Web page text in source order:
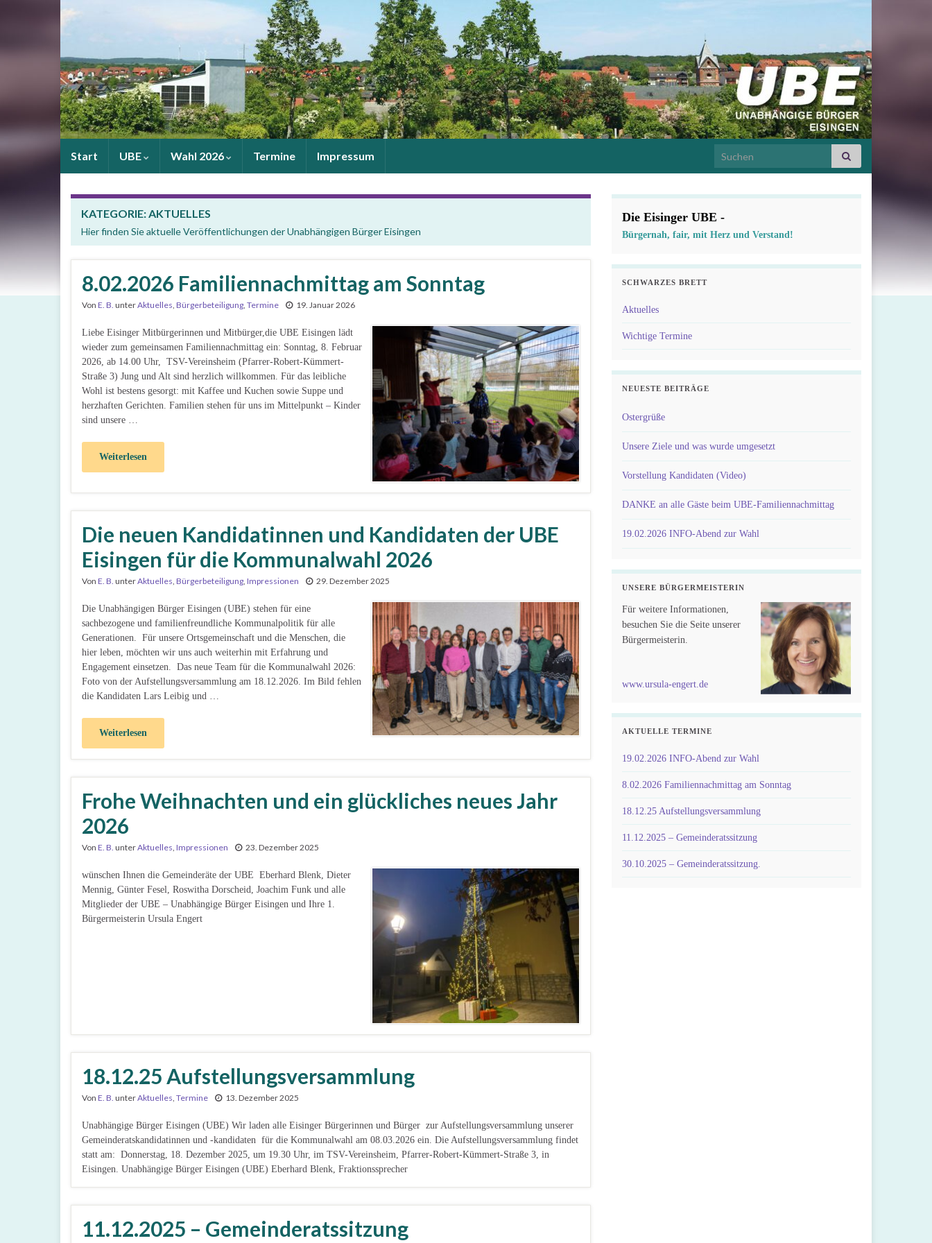
Start UBE Wahl 2026 Termine Impressum Search for:
KATEGORIE:AKTUELLES
Hier finden Sie aktuelle Veröffentlichungen der Unabhängigen Bürger Eisingen
8.02.2026 Familiennachmittag am Sonntag
Von E. B. unterAktuelles, Bürgerbeteiligung, Termine 19. Januar 2026
Liebe Eisinger Mitbürgerinnen und Mitbürger,die UBE Eisingen lädt
wieder zum gemeinsamen Familiennachmittag ein: Sonntag, 8. Februar
2026, ab 14.00 Uhr, TSV-Vereinsheim (Pfarrer-Robert-Kümmert-
Straße 3) Jung und Alt sind herzlich willkommen. Für das leibliche
Wohl ist bestens gesorgt: mit Kaffee und Kuchen sowie Suppe und
herzhaften Gerichten. Familien stehen für uns im Mittelpunkt – Kinder
sind unsere …
Weiterlesen
Die neuen Kandidatinnen und Kandidaten der UBE
Eisingen für die Kommunalwahl 2026
Von E. B. unterAktuelles Bürgerbeteiligung Impressionen 29. Dezember 2025
Die Unabhängigen Bürger Eisingen (UBE) stehen für eine
sachbezogene und familienfreundliche Kommunalpolitik für alle
Generationen. Für unsere Ortsgemeinschaft und die Menschen, die
hier leben, möchten wir uns auch weiterhin mit Erfahrung und
Engagement einsetzen. Das neue Team für die Kommunalwahl 2026:
Foto von der Aufstellungsversammlung am 18.12.2026. Im Bild fehlen
die Kandidaten Lars Leibig und …
Weiterlesen
Frohe Weihnachten und ein glückliches neues Jahr
2026
Von E. B. unterAktuelles Impressionen 23. Dezember 2025
wünschen Ihnen die Gemeinderäte der UBE Eberhard Blenk, Dieter
Mennig, Günter Fesel, Roswitha Dorscheid, Joachim Funk und alle
Mitglieder der UBE – Unabhängige Bürger Eisingen und Ihre 1.
Bürgermeisterin Ursula Engert
18.12.25 Aufstellungsversammlung
Von E. B. unterAktuelles, Termine 13. Dezember 2025
Unabhängige Bürger Eisingen (UBE) Wir laden alle Eisinger Bürgerinnen und Bürger zur Aufstellungsversammlung unserer
Gemeinderatskandidatinnen und -kandidaten für die Kommunalwahl am 08.03.2026 ein. Die Aufstellungsversammlung findet
statt am: Donnerstag, 18. Dezember 2025, um 19.30 Uhr, im TSV-Vereinsheim, Pfarrer-Robert-Kümmert-Straße 3, in
Eisingen. Unabhängige Bürger Eisingen (UBE) Eberhard Blenk, Fraktionssprecher
11.12.2025 – Gemeinderatssitzung
Die Eisinger UBE -
Bürgernah, fair, mit Herz und Verstand!
SCHWARZES BRETT
Aktuelles
Wichtige Termine
NEUESTE BEITRÄGE
Ostergrüße
Unsere Ziele und was wurde umgesetzt
Vorstellung Kandidaten (Video)
DANKE an alle Gäste beim UBE-Familiennachmittag
19.02.2026 INFO-Abend zur Wahl
UNSERE BÜRGERMEISTERIN
Für weitere Informationen,
besuchen Sie die Seite unserer
Bürgermeisterin.
www.ursula-engert.de
AKTUELLE TERMINE
19.02.2026 INFO-Abend zur Wahl
8.02.2026 Familiennachmittag am Sonntag
18.12.25 Aufstellungsversammlung
11.12.2025 – Gemeinderatssitzung
30.10.2025 – Gemeinderatssitzung.